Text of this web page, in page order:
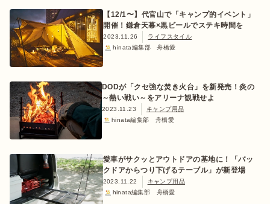
【12/1〜】代官山で「キャンプ的イベント」
開催！鎌倉天幕×黒ビールでステキ時間を
2023.11.26
ライフスタイル
hinata編集部 舟橋愛
DODが「クセ強な焚き火台」を新発売！炎の
～熱い戦い～をアリーナ観戦せよ
2023.11.23
キャンプ用品
hinata編集部 舟橋愛
愛車がサクッとアウトドアの基地に！「バッ
クドアからつり下げるテーブル」が新登場
2023.11.22
キャンプ用品
hinata編集部 舟橋愛